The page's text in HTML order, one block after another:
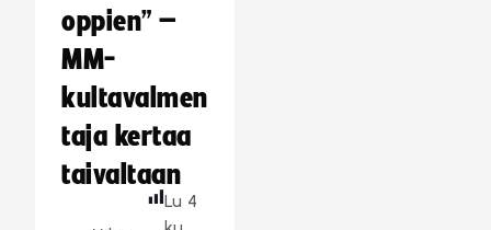
oppien” –
MM-
kultavalmen
taja kertaa
taivaltaan
Lu 4